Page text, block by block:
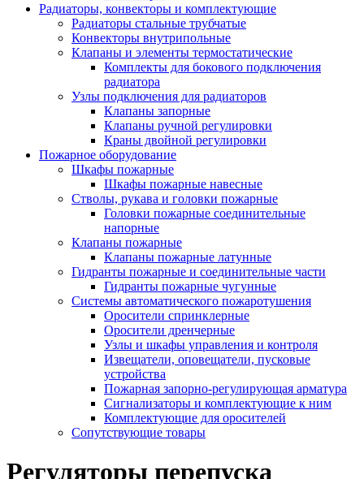
Радиаторы, конвекторы и комплектующие
Радиаторы стальные трубчатые
Конвекторы внутрипольные
Клапаны и элементы термостатические
Комплекты для бокового подключения
радиатора
Узлы подключения для радиаторов
Клапаны запорные
Клапаны ручной регулировки
Краны двойной регулировки
Пожарное оборудование
Шкафы пожарные
Шкафы пожарные навесные
Стволы, рукава и головки пожарные
Головки пожарные соединительные
напорные
Клапаны пожарные
Клапаны пожарные латунные
Гидранты пожарные и соединительные части
Гидранты пожарные чугунные
Системы автоматического пожаротушения
Оросители спринклерные
Оросители дренчерные
Узлы и шкафы управления и контроля
Извещатели, оповещатели, пусковые
устройства
Пожарная запорно-регулирующая арматура
Сигнализаторы и комплектующие к ним
Комплектующие для оросителей
Сопутствующие товары
Регуляторы перепуска